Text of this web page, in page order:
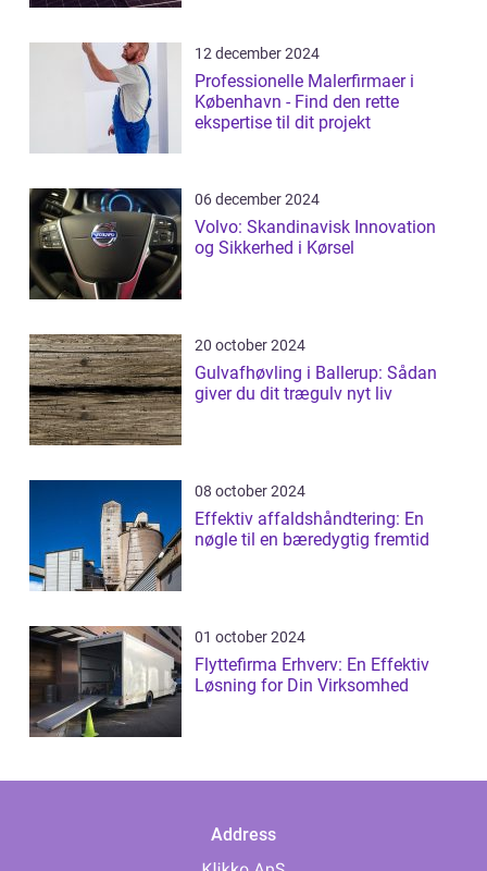
12 december 2024
Professionelle Malerfirmaer i
København - Find den rette
ekspertise til dit projekt
06 december 2024
Volvo: Skandinavisk Innovation
og Sikkerhed i Kørsel
20 october 2024
Gulvafhøvling i Ballerup: Sådan
giver du dit trægulv nyt liv
08 october 2024
Effektiv affaldshåndtering: En
nøgle til en bæredygtig fremtid
01 october 2024
Flyttefirma Erhverv: En Effektiv
Løsning for Din Virksomhed
Address